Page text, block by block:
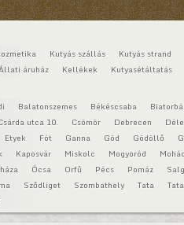
Kutyás szállás
Kutyás strand
áruház Kellékek Kutyasétáltatás
Balatonszemes Békéscsaba
utca 10. Csömör Debrecen
Etyek Fót Ganna Göd Gödöllő
Kaposvár Miskolc Mogyoród
Ócsa Orfű Pécs Pomáz
Sződliget Szombathely Tata